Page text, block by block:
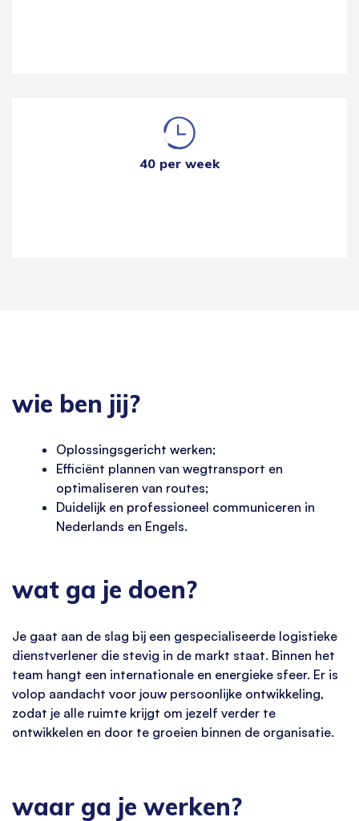
40 per week
wie ben jij?
Oplossingsgericht werken;
Efficiënt plannen van wegtransport en
optimaliseren van routes;
Duidelijk en professioneel communiceren in
Nederlands en Engels.
wat ga je doen?
Je gaat aan de slag bij een gespecialiseerde logistieke
dienstverlener die stevig in de markt staat. Binnen het
team hangt een internationale en energieke sfeer. Er is
volop aandacht voor jouw persoonlijke ontwikkeling,
zodat je alle ruimte krijgt om jezelf verder te
ontwikkelen en door te groeien binnen de organisatie.
waar ga je werken?